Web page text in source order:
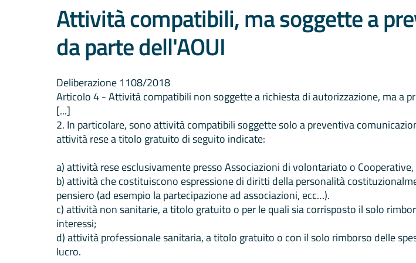
Attività compatibili, ma soggette a
da parte dell'AOUI
Deliberazione 1108/2018
Articolo 4 - Attività compatibili non soggette a richiesta di autorizzazione, ma a
[...]
2. In particolare, sono attività compatibili soggette solo a preventiva
attività rese a titolo gratuito di seguito indicate:
a) attività rese esclusivamente presso Associazioni di volontariato o
b) attività che costituiscono espressione di diritti della personalità
pensiero (ad esempio la partecipazione ad associazioni, ecc…).
c) attività non sanitarie, a titolo gratuito o per le quali sia corrisposto il solo
interessi;
d) attività professionale sanitaria, a titolo gratuito o con il solo rimborso delle
lucro.